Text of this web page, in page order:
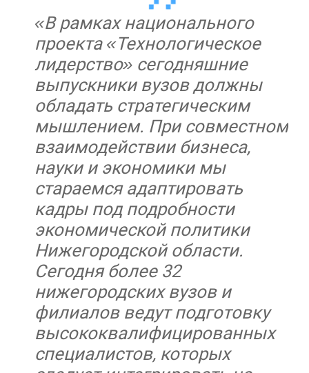
«В рамках национального
проекта «Технологическое
лидерство» сегодняшние
выпускники вузов должны
обладать стратегическим
мышлением. При совместном
взаимодействии бизнеса,
науки и экономики мы
стараемся адаптировать
кадры под подробности
экономической политики
Нижегородской области.
Сегодня более 32
нижегородских вузов и
филиалов ведут подготовку
высококвалифицированных
специалистов, которых